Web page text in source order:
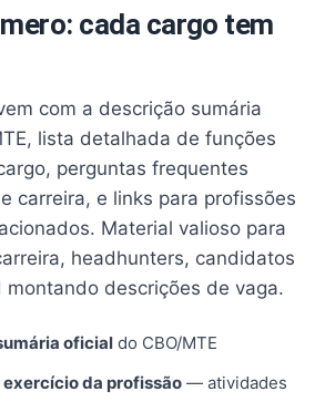
cada cargo tem
com a descrição sumária
lista detalhada de funções
perguntas frequentes
carreira, e links para profissões
Material valioso para
headhunters, candidatos
montando descrições de vaga.
oficial do CBO/MTE
exercício da profissão — atividades